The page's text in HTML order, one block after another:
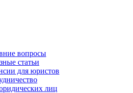
вопросы
статьи
для юристов
лиц